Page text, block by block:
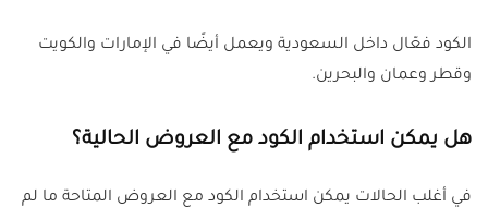
الكود فعّال داخل السعودية ويعمل أيضًا في الإمارات والكويت
وقطر وعمان والبحرين.
هل يمكن استخدام الكود مع العروض الحالية؟
في أغلب الحالات يمكن استخدام الكود مع العروض المتاحة ما لم